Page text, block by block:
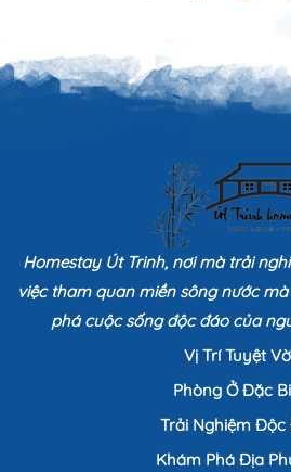
Homestay Út Trinh, nơi mà trải
việc tham quan miền sông nước
phá cuộc sống độc đáo của
Vị Trí Tuyệt
Phòng Ở Đặc
Trải Nghiệm Độc
Khám Phá Địa